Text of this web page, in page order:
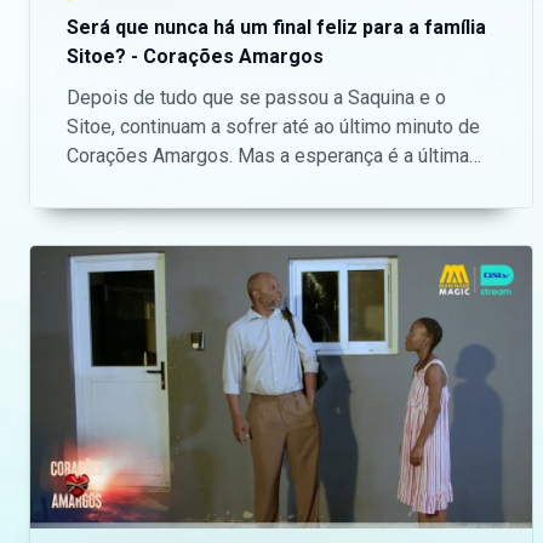
Será que nunca há um final feliz para a família
Sitoe? - Corações Amargos
Depois de tudo que se passou a Saquina e o
Sitoe, continuam a sofrer até ao último minuto de
Corações Amargos. Mas a esperança é a última
dispostos a lutar até ao fim pela sua vida. — Aceda
o nosso site oficial aqui:
https://bit.ly/maninguemagic Acompanha o melhor
do entretenimento Moçambicano na TV no
Maningue Magic DStv Canal 503 ou GOtv Max
Canal 8. Da um gosto e nos acompanha na nossa
página do Facebook:
https://www.facebook.com/ManingueMagic Nos
segue no Twitter:
https://twitter.com/ManingueMagic, no Instagram:
https://www.instagram.com/maninguemagic/ e no
TikTok: